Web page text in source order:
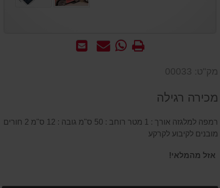
שלח
שאל WhatsApp
מק"ט: 00033
מכירה רגילה
רמפה למלגזה אורך : 1 מטר רוחב : 50 ס"מ גובה : 12 ס"מ 2 חורים
מובנים לקיבוע לקרקע
אזל מהמלאי!